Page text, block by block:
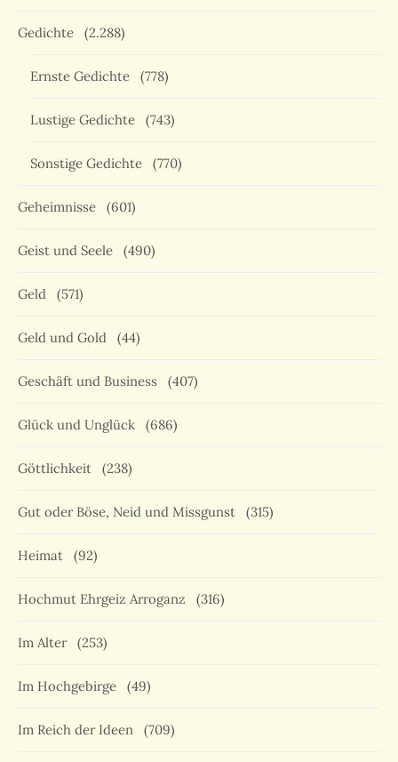
Gedichte (2.288)
Ernste Gedichte (778)
Lustige Gedichte (743)
Sonstige Gedichte (770)
Geheimnisse (601)
Geist und Seele (490)
Geld (571)
Geld und Gold (44)
Geschäft und Business (407)
Glück und Unglück (686)
Göttlichkeit (238)
Gut oder Böse, Neid und Missgunst (315)
Heimat (92)
Hochmut Ehrgeiz Arroganz (316)
Im Alter (253)
Im Hochgebirge (49)
Im Reich der Ideen (709)